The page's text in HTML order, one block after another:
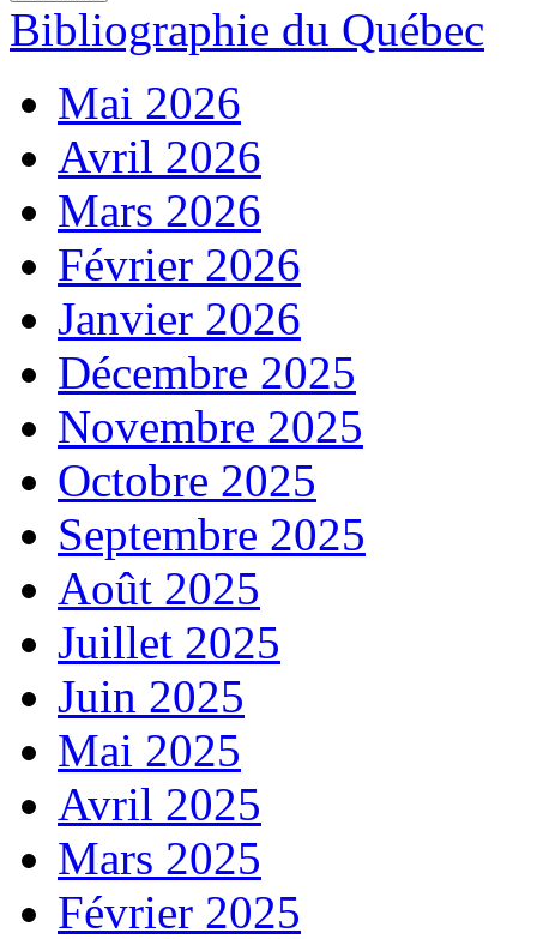
Bibliographie du Québec
Mai 2026
Avril 2026
Mars 2026
Février 2026
Janvier 2026
Décembre 2025
Novembre 2025
Octobre 2025
Septembre 2025
Août 2025
Juillet 2025
Juin 2025
Mai 2025
Avril 2025
Mars 2025
Février 2025